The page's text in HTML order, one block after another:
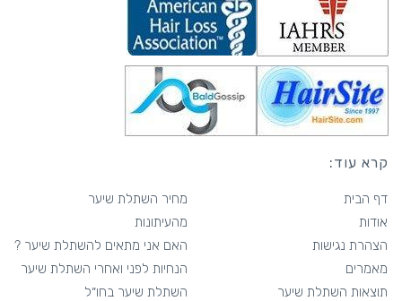
קרא עוד:
דף הבית
אודות
הצהרת נגישות
מאמרים
תוצאות השתלת שיער
מחיר השתלת שיער
מהעיתונות
האם אני מתאים להשתלת שיער ?
הנחיות לפני ואחרי השתלת שיער
השתלת שיער בחו״ל